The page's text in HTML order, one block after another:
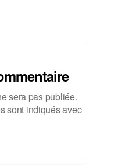
sera pas publiée.
sont indiqués avec